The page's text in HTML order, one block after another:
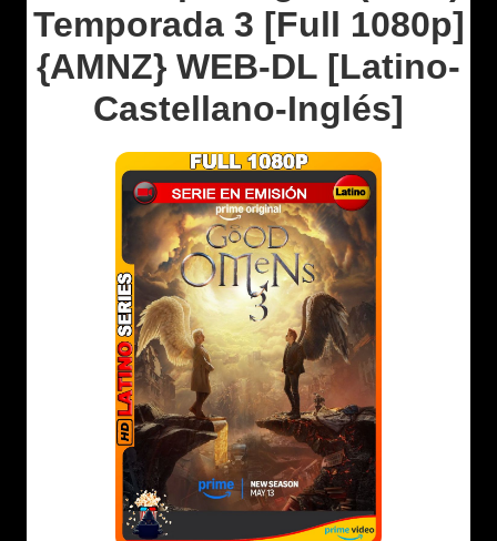
Temporada 3 [Full 1080p]
{AMNZ} WEB-DL [Latino-
Castellano-Inglés]